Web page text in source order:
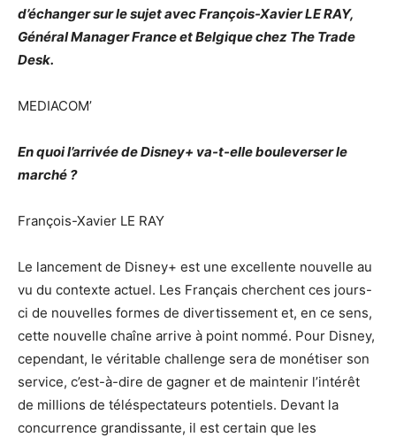
d’échanger sur le sujet avec François-Xavier LE RAY,
Général Manager France et Belgique chez The Trade
Desk.
MEDIACOM’
En quoi l’arrivée de Disney+ va-t-elle bouleverser le
marché ?
François-Xavier LE RAY
Le lancement de Disney+ est une excellente nouvelle au
vu du contexte actuel. Les Français cherchent ces jours-
ci de nouvelles formes de divertissement et, en ce sens,
cette nouvelle chaîne arrive à point nommé. Pour Disney,
cependant, le véritable challenge sera de monétiser son
service, c’est-à-dire de gagner et de maintenir l’intérêt
de millions de téléspectateurs potentiels. Devant la
concurrence grandissante, il est certain que les